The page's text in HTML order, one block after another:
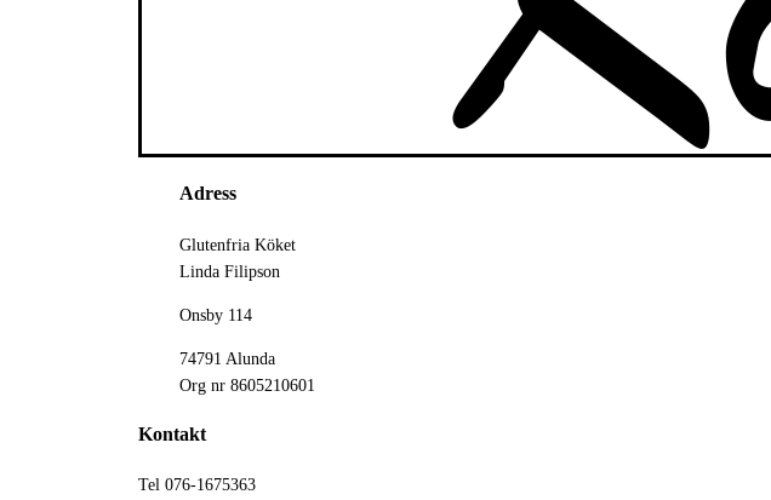
Adress
Glutenfria Köket
Linda Filipson
Onsby 114
74791 Alunda
Org nr 8605210601
Kontakt
Tel 076-1675363